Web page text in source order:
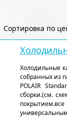
Сортировка по
Холодильные
собранных из
POLAIR
сборки.(см.